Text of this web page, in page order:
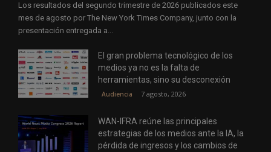
Los resultados del segundo trimestre de 2026 publicados este
mes de agosto por The New York Times Company, junto con la
presentación entregada a...
El gran problema tecnológico de los
medios ya no es la falta de
herramientas, sino su desconexión
Audiencia 7 agosto, 2026
WAN-IFRA reúne las principales
estrategias de los medios ante la IA, la
pérdida de ingresos y los cambios de